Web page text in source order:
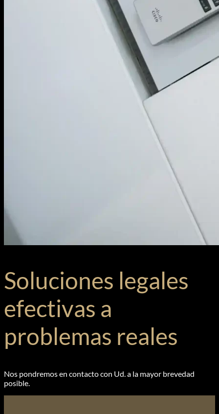
Soluciones legales
efectivas a
problemas reales
Nos pondremos en contacto con Ud. a la mayor brevedad
posible.